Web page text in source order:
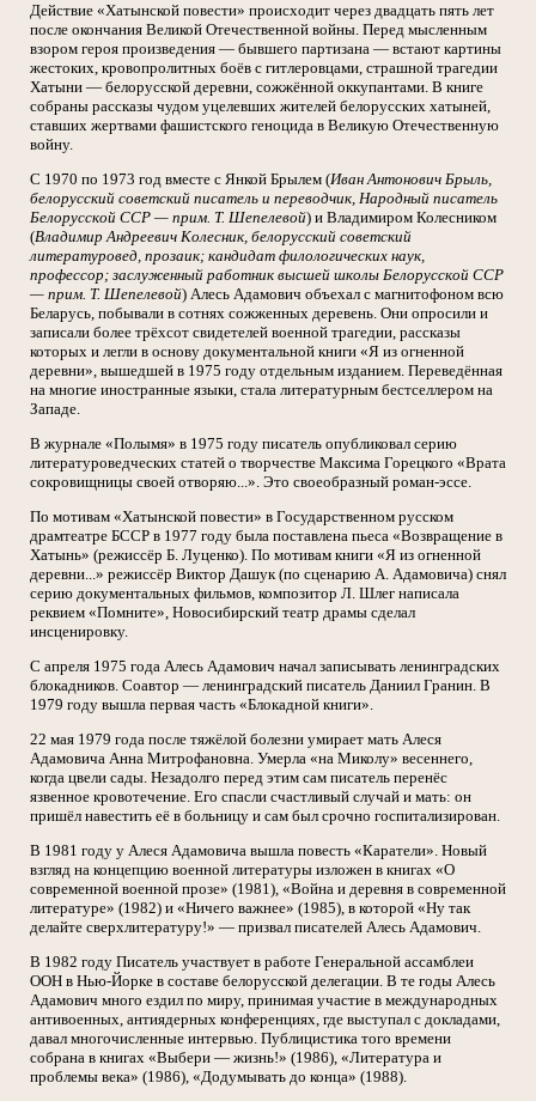
Действие «Хатынской повести» происходит через двадцать пять лет
после окончания Великой Отечественной войны. Перед мысленным
взором героя произведения — бывшего партизана — встают картины
жестоких, кровопролитных боёв с гитлеровцами, страшной трагедии
Хатыни — белорусской деревни, сожжённой оккупантами. В книге
собраны рассказы чудом уцелевших жителей белорусских хатыней,
ставших жертвами фашистского геноцида в Великую Отечественную
войну.
С 1970 по 1973 год вместе с Янкой Брылем (Иван Антонович Брыль,
белорусский советский писатель и переводчик, Народный писатель
Белорусской ССР — прим. Т. Шепелевой) и Владимиром Колесником
(Владимир Андреевич Колесник, белорусский советский
литературовед, прозаик; кандидат филологических наук,
профессор; заслуженный работник высшей школы Белорусской ССР
— прим. Т. Шепелевой) Алесь Адамович объехал с магнитофоном всю
Беларусь, побывали в сотнях сожженных деревень. Они опросили и
записали более трёхсот свидетелей военной трагедии, рассказы
которых и легли в основу документальной книги «Я из огненной
деревни», вышедшей в 1975 году отдельным изданием. Переведённая
на многие иностранные языки, стала литературным бестселлером на
Западе.
В журнале «Полымя» в 1975 году писатель опубликовал серию
литературоведческих статей о творчестве Максима Горецкого «Врата
сокровищницы своей отворяю...». Это своеобразный роман-эссе.
По мотивам «Хатынской повести» в Государственном русском
драмтеатре БССР в 1977 году была поставлена пьеса «Возвращение в
Хатынь» (режиссёр Б. Луценко). По мотивам книги «Я из огненной
деревни...» режиссёр Виктор Дашук (по сценарию А. Адамовича) снял
серию документальных фильмов, композитор Л. Шлег написала
реквием «Помните», Новосибирский театр драмы сделал
инсценировку.
С апреля 1975 года Алесь Адамович начал записывать ленинградских
блокадников. Соавтор — ленинградский писатель Даниил Гранин. В
1979 году вышла первая часть «Блокадной книги».
22 мая 1979 года после тяжёлой болезни умирает мать Алеся
Адамовича Анна Митрофановна. Умерла «на Миколу» весеннего,
когда цвели сады. Незадолго перед этим сам писатель перенёс
язвенное кровотечение. Его спасли счастливый случай и мать: он
пришёл навестить её в больницу и сам был срочно госпитализирован.
В 1981 году у Алеся Адамовича вышла повесть «Каратели». Новый
взгляд на концепцию военной литературы изложен в книгах «О
современной военной прозе» (1981), «Война и деревня в современной
литературе» (1982) и «Ничего важнее» (1985), в которой «Ну так
делайте сверхлитературу!» — призвал писателей Алесь Адамович.
В 1982 году Писатель участвует в работе Генеральной ассамблеи
ООН в Нью-Йорке в составе белорусской делегации. В те годы Алесь
Адамович много ездил по миру, принимая участие в международных
антивоенных, антиядерных конференциях, где выступал с докладами,
давал многочисленные интервью. Публицистика того времени
собрана в книгах «Выбери — жизнь!» (1986), «Литература и
проблемы века» (1986), «Додумывать до конца» (1988).